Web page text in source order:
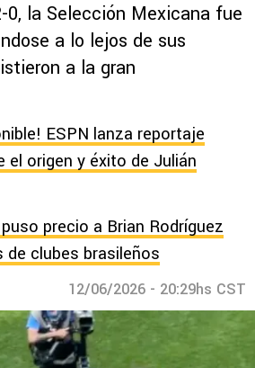
0, la Selección Mexicana fue
a lo lejos de sus
a la gran
ESPN lanza reportaje
el origen y éxito de Julián
precio a Brian Rodríguez
de clubes brasileños
12/06/2026 - 20:29hs CST